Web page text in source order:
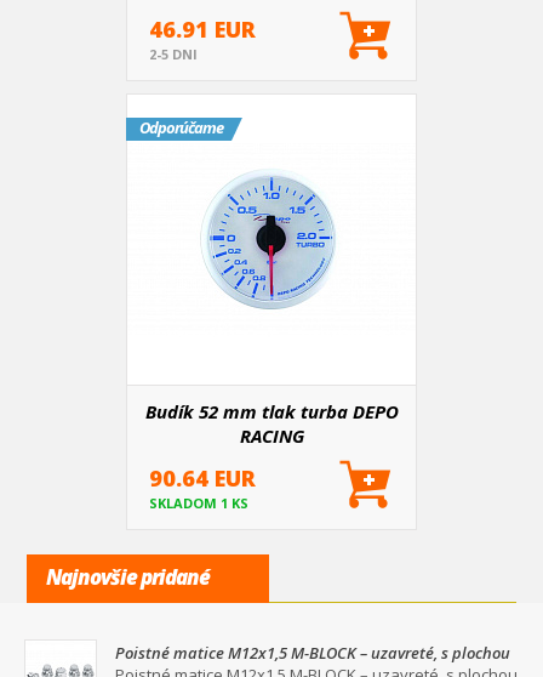
46.91 EUR
2-5 DNI
Odporúčame
Budík 52 mm tlak turba DEPO
RACING
90.64 EUR
SKLADOM 1 KS
Najnovšie pridané
Poistné matice M12x1,5 M-BLOCK – uzavreté, s plochou